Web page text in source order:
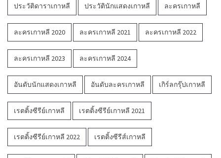
ประวัติดาราเกาหลี ประวัตินักแสดงเกาหลี ละครเกาหลี
ละครเกาหลี 2020 ละครเกาหลี 2021 ละครเกาหลี 2022
ละครเกาหลี 2023 ละครเกาหลี 2024
อันดับนักแสดงเกาหลี อันดับละครเกาหลี เกิร์ลกรุ๊ปเกาหลี
เรตติ้งซีรีย์เกาหลี เรตติ้งซีรีย์เกาหลี 2021
เรตติ้งซีรีย์เกาหลี 2022 เรตติ้งซีรีส์เกาหลี